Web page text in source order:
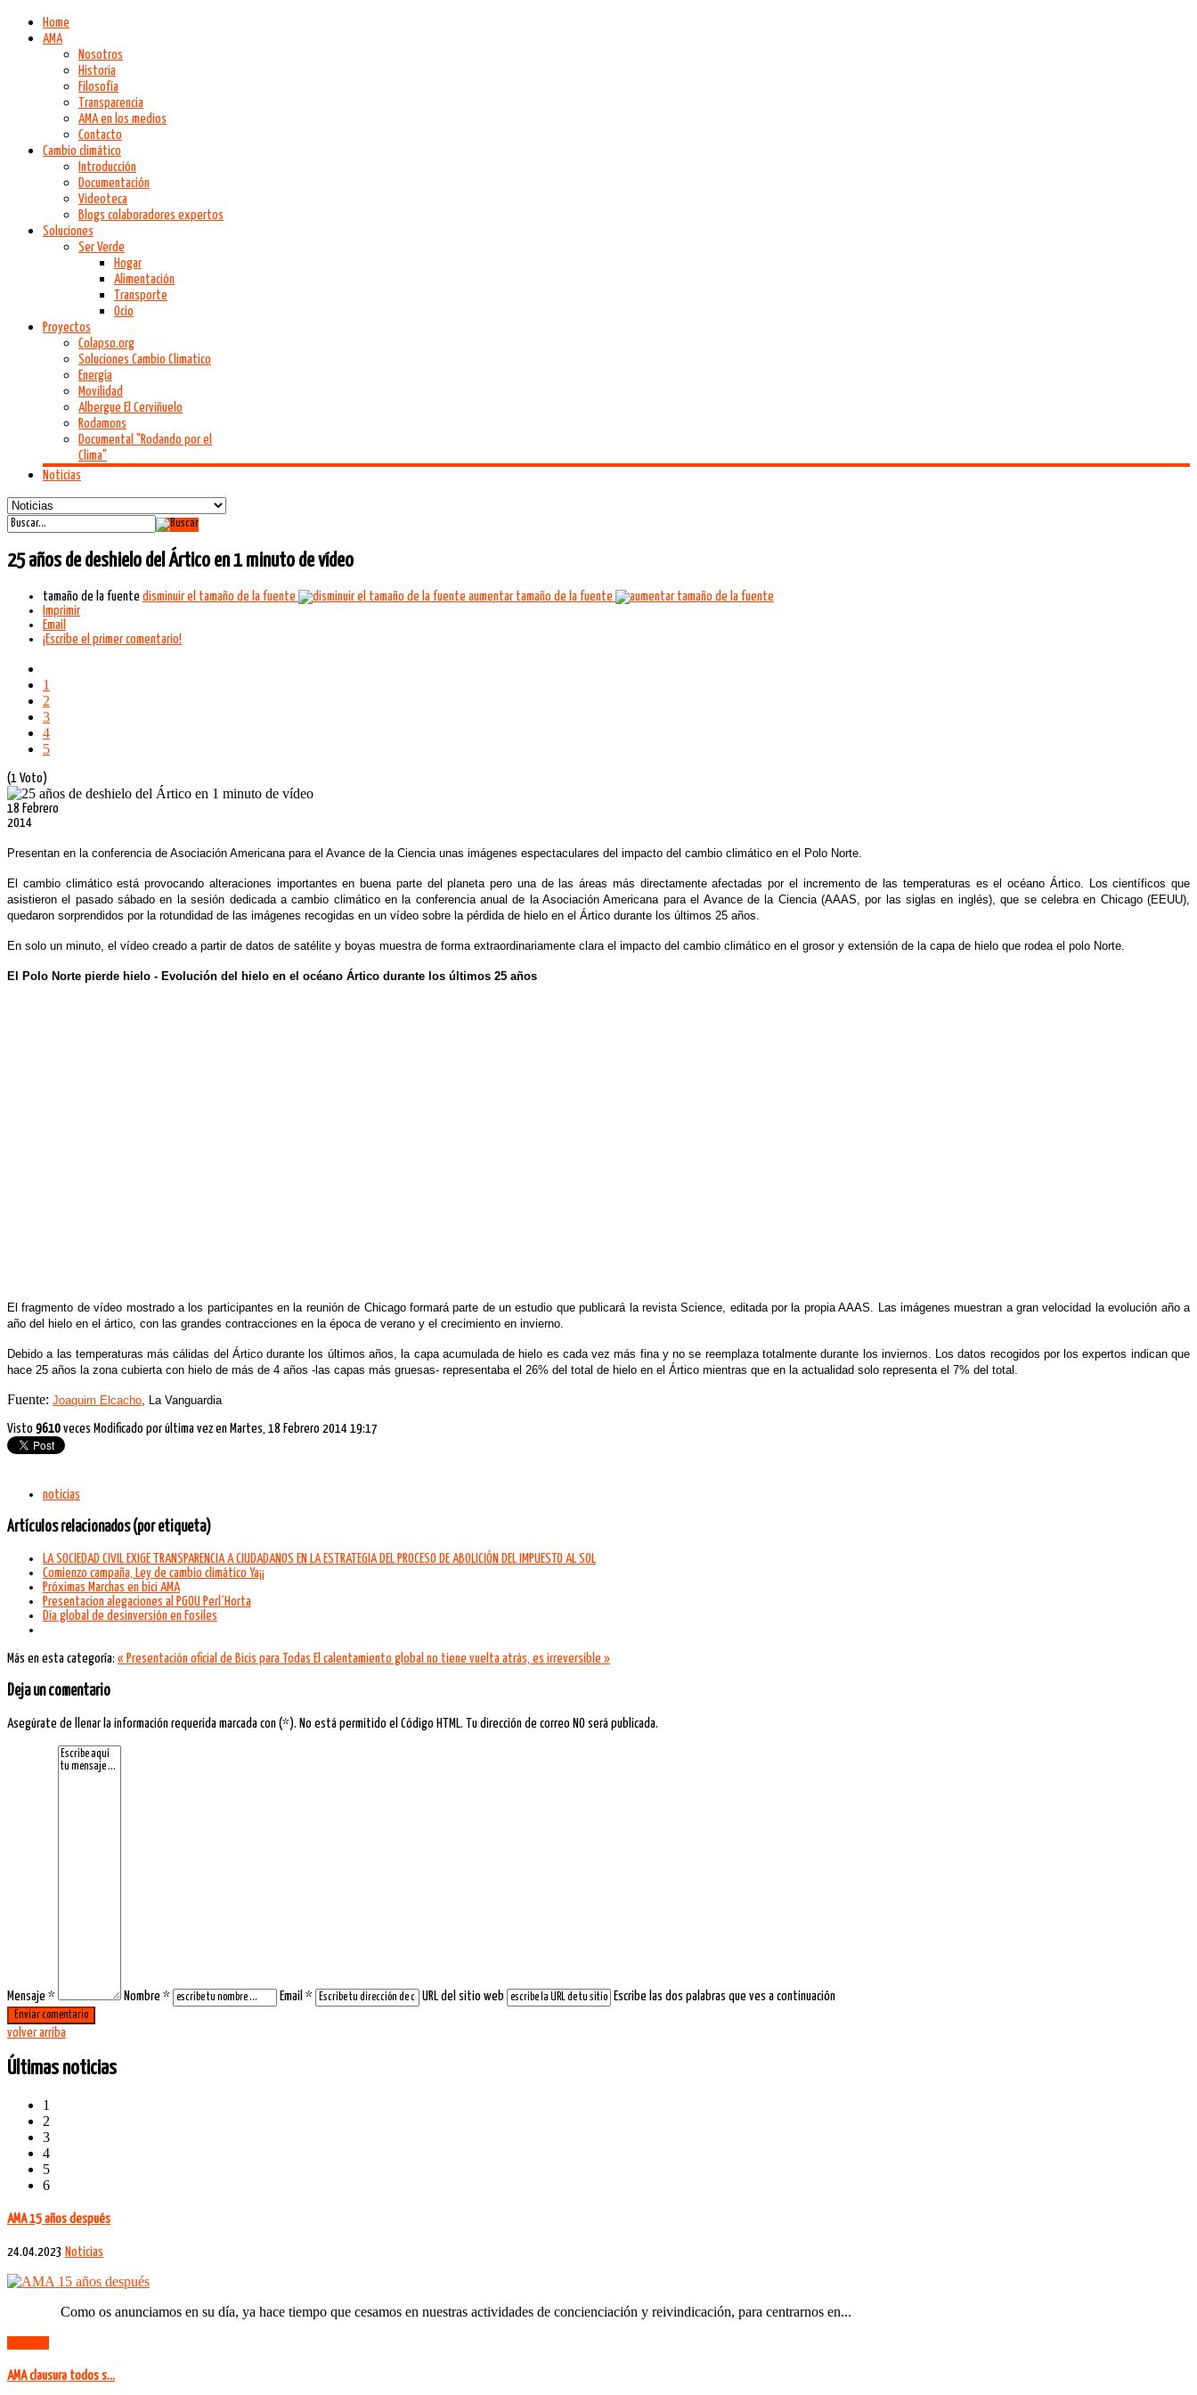
Home
AMA
Nosotros
Historia
Filosofía
Transparencia
AMA en los medios
Contacto
Cambio climático
Introducción
Documentación
Videoteca
Blogs colaboradores expertos
Soluciones
Ser Verde
Hogar
Alimentación
Transporte
Ocio
Proyectos
Colapso.org
Soluciones Cambio Climatico
Energía
Movilidad
Albergue El Cerviñuelo
Rodamons
Documental "Rodando por el
Clima"
Noticias
25 años de deshielo del Ártico en 1 minuto de vídeo
tamaño de la fuente disminuir el tamaño de la fuente
aumentar tamaño de la fuente
Imprimir
Email
¡Escribe el primer comentario!
1
2
3
4
5
(1 Voto)
18 Febrero
2014
Presentan en la conferencia de Asociación Americana para el Avance de la Ciencia unas imágenes espectaculares del impacto del cambio climático en el Polo Norte.
El cambio climático está provocando alteraciones importantes en buena parte del planeta pero una de las áreas más directamente afectadas por el incremento de las temperaturas es el océano Ártico. Los científicos que
asistieron el pasado sábado en la sesión dedicada a cambio climático en la conferencia anual de la Asociación Americana para el Avance de la Ciencia (AAAS, por las siglas en inglés), que se celebra en Chicago (EEUU),
quedaron sorprendidos por la rotundidad de las imágenes recogidas en un vídeo sobre la pérdida de hielo en el Ártico durante los últimos 25 años.
En solo un minuto, el vídeo creado a partir de datos de satélite y boyas muestra de forma extraordinariamente clara el impacto del cambio climático en el grosor y extensión de la capa de hielo que rodea el polo Norte.
El Polo Norte pierde hielo - Evolución del hielo en el océano Ártico durante los últimos 25 años
El fragmento de vídeo mostrado a los participantes en la reunión de Chicago formará parte de un estudio que publicará la revista Science, editada por la propia AAAS. Las imágenes muestran a gran velocidad la evolución año a
año del hielo en el ártico, con las grandes contracciones en la época de verano y el crecimiento en invierno.
Debido a las temperaturas más cálidas del Ártico durante los últimos años, la capa acumulada de hielo es cada vez más fina y no se reemplaza totalmente durante los inviernos. Los datos recogidos por los expertos indican que
hace 25 años la zona cubierta con hielo de más de 4 años -las capas más gruesas- representaba el 26% del total de hielo en el Ártico mientras que en la actualidad solo representa el 7% del total.
Fuente: Joaquim Elcacho , La Vanguardia
Visto 9610 veces Modificado por última vez en Martes, 18 Febrero 2014 19:17
noticias
Artículos relacionados (por etiqueta)
LA SOCIEDAD CIVIL EXIGE TRANSPARENCIA A CIUDADANOS EN LA ESTRATEGIA DEL PROCESO DE ABOLICIÓN DEL IMPUESTO AL SOL
Comienzo campaña, Ley de cambio climático Ya¡¡
Próximas Marchas en bici AMA
Presentacion alegaciones al PGOU Perl´Horta
Día global de desinversión en Fosiles
Más en esta categoría: « Presentación oficial de Bicis para Todas El calentamiento global no tiene vuelta atrás, es irreversible »
Deja un comentario
Asegúrate de llenar la información requerida marcada con (*). No está permitido el Código HTML. Tu dirección de correo NO será publicada.
Mensaje * Nombre * Email * URL del sitio web Escribe las dos palabras que ves a continuación
volver arriba
Últimas noticias
1
2
3
4
5
6
AMA 15 años después
24.04.2023 Noticias
Como os anunciamos en su día, ya hace tiempo que cesamos en nuestras actividades de concienciación y reivindicación, para centrarnos en...
AMA clausura todos s…